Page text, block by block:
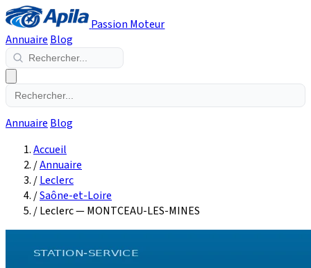
Passion Moteur
Annuaire Blog
Annuaire Blog
Accueil
/Annuaire
/Leclerc
/Saône-et-Loire
/Leclerc — MONTCEAU-LES-MINES